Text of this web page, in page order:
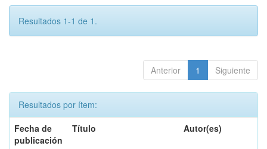
Resultados 1-1 de 1.
Anterior 1 Siguiente
Resultados por ítem:
Fecha de
publicación
Título Autor(es)